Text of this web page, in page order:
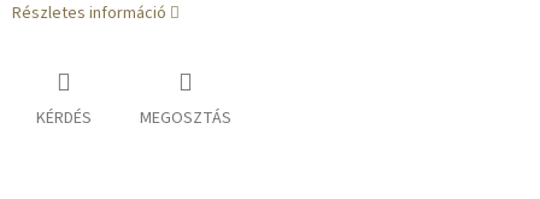
Részletes információ
KÉRDÉS MEGOSZTÁS